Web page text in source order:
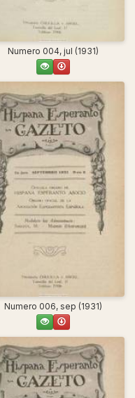
Numero 004, jul (1931)
Numero 006, sep (1931)